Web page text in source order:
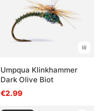
Umpqua Klinkhammer
Dark Olive Biot
€2.99